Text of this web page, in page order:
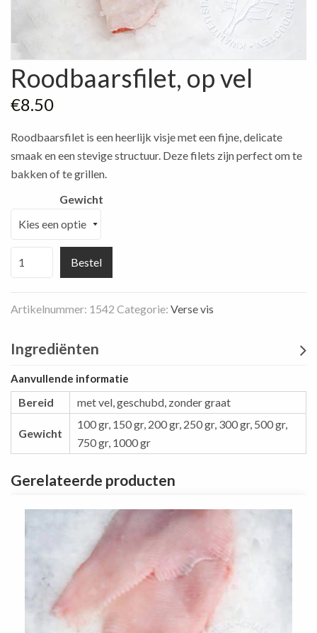
Roodbaarsfilet, op vel
€8.50
Roodbaarsfilet is een heerlijk visje met een fijne, delicate
smaak en een stevige structuur. Deze filets zijn perfect om te
bakken of te grillen.
Gewicht
aantal
Bestel
Artikelnummer: 1542 Categorie: Verse vis
Ingrediënten
Aanvullende informatie
Bereid met vel, geschubd, zonder graat
Gewicht
100 gr, 150 gr, 200 gr, 250 gr, 300 gr, 500 gr,
750 gr, 1000 gr
Gerelateerde producten